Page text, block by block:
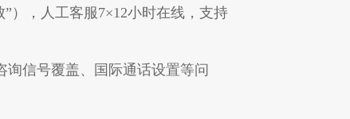
），人工客服7×12小时在线，支持
询信号覆盖、国际通话设置等问